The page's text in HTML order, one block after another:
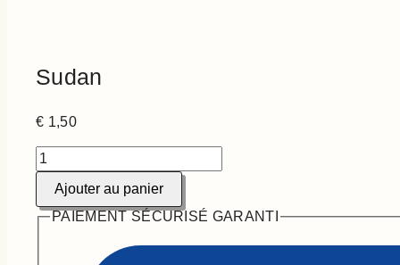
Sudan
€ 1,50
quantité
de
Sudan
Ajouter au panier
PAIEMENT SÉCURISÉ GARANTI